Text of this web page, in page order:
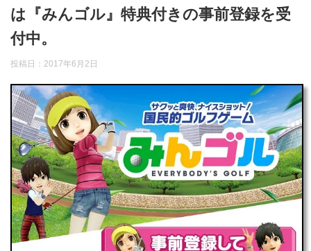
は『みんゴル』特典付きの事前登録を受
付中。
投稿日： 2017年6月2日